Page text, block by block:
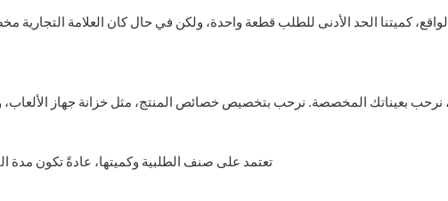
كميتنا الحد الأدنى للطلب قطعة واحدة، ولكن في حال كان العلامة
نرحب بعيناتك المخصصة. نرحب بتخصيص خصائص المنتج، مثل خزانة جهاز الألعاب،
تعتمد على صنف الطلبية وكميتها، عادةً تكون مدة التسليم من 7 إلى 15 يومًا بعد